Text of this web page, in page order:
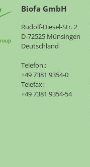
Biofa GmbH
Rudolf-Diesel-Str. 2
D-72525 Münsingen
Deutschland
Telefon.:
+49 7381 9354-0
Telefax:
+49 7381 9354-54